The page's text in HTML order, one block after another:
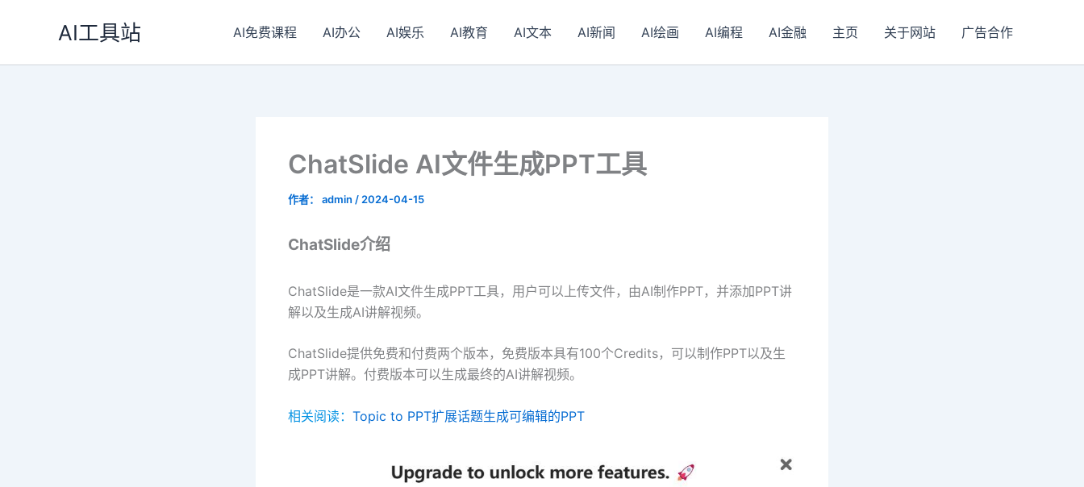
AI工具站 AI免费课程 AI办公 AI娱乐 AI教育 AI文本 AI新闻 AI绘画 AI编程 AI金融 主页 关于网站 广告合作
ChatSlide AI文件生成PPT工具
作者： admin / 2024-04-15
ChatSlide介绍
ChatSlide是一款AI文件生成PPT工具，用户可以上传文件，由AI制作PPT，并添加PPT讲
解以及生成AI讲解视频。
ChatSlide提供免费和付费两个版本，免费版本具有100个Credits，可以制作PPT以及生
成PPT讲解。付费版本可以生成最终的AI讲解视频。
相关阅读： Topic to PPT扩展话题生成可编辑的PPT